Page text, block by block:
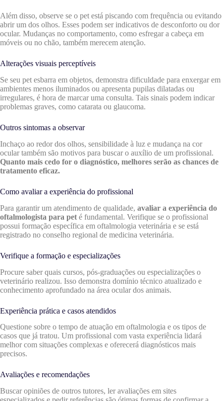
Além disso, observe se o pet está piscando com frequência ou evitando
abrir um dos olhos. Esses podem ser indicativos de desconforto ou dor
ocular. Mudanças no comportamento, como esfregar a cabeça em
móveis ou no chão, também merecem atenção.
Alterações visuais perceptíveis
Se seu pet esbarra em objetos, demonstra dificuldade para enxergar em
ambientes menos iluminados ou apresenta pupilas dilatadas ou
irregulares, é hora de marcar uma consulta. Tais sinais podem indicar
problemas graves, como catarata ou glaucoma.
Outros sintomas a observar
Inchaço ao redor dos olhos, sensibilidade à luz e mudança na cor
ocular também são motivos para buscar o auxílio de um profissional.
Quanto mais cedo for o diagnóstico, melhores serão as chances de
tratamento eficaz.
Como avaliar a experiência do profissional
Para garantir um atendimento de qualidade, avaliar a experiência do
oftalmologista para pet é fundamental. Verifique se o profissional
possui formação específica em oftalmologia veterinária e se está
registrado no conselho regional de medicina veterinária.
Verifique a formação e especializações
Procure saber quais cursos, pós-graduações ou especializações o
veterinário realizou. Isso demonstra domínio técnico atualizado e
conhecimento aprofundado na área ocular dos animais.
Experiência prática e casos atendidos
Questione sobre o tempo de atuação em oftalmologia e os tipos de
casos que já tratou. Um profissional com vasta experiência lidará
melhor com situações complexas e oferecerá diagnósticos mais
precisos.
Avaliações e recomendações
Buscar opiniões de outros tutores, ler avaliações em sites